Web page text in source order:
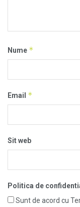
Nume *
Email *
Sit web
Politica de
Sunt de acord cu